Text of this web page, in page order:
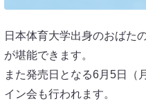
日本体育大学出身のおばた
が堪能できます。
また発売日となる6月5日
イン会も行われます。